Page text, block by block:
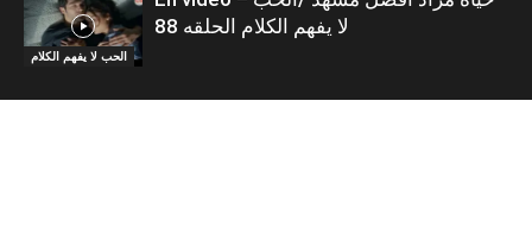
الحب لا يفهم الكلام
لا يفهم الكلام الحلقه 88